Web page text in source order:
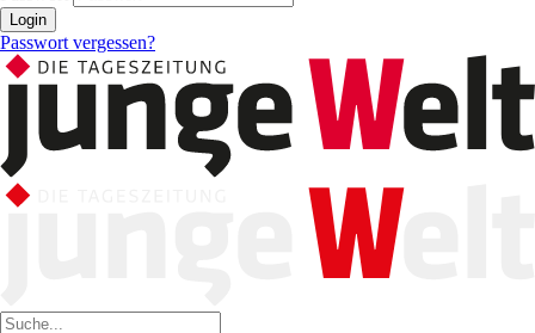
Login
Passwort vergessen?